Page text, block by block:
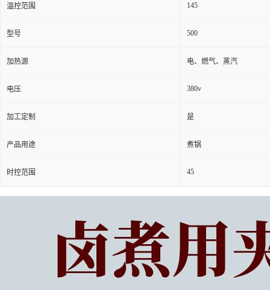
温控范围 145
型号 500
加热源 电、燃气、蒸汽
电压 380v
加工定制 是
产品用途 煮锅
时控范围 45